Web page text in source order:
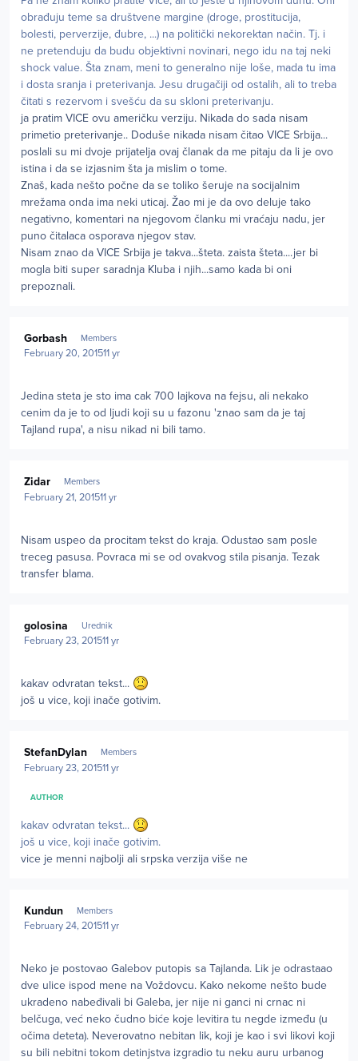
obrađuju teme sa društvene margine (droge, prostitucija,
bolesti, perverzije, đubre, ...) na politički nekorektan način. Tj. i
ne pretenduju da budu objektivni novinari, nego idu na taj neki
shock value. Šta znam, meni to generalno nije loše, mada tu ima
i dosta sranja i preterivanja. Jesu drugačiji od ostalih, ali to treba
čitati s rezervom i svešću da su skloni preterivanju.
ja pratim VICE ovu američku verziju. Nikada do sada nisam
primetio preterivanje.. Doduše nikada nisam čitao VICE Srbija...
poslali su mi dvoje prijatelja ovaj članak da me pitaju da li je ovo
istina i da se izjasnim šta ja mislim o tome.
Znaš, kada nešto počne da se toliko šeruje na socijalnim
mrežama onda ima neki uticaj. Žao mi je da ovo deluje tako
negativno, komentari na njegovom članku mi vraćaju nadu, jer
puno čitalaca osporava njegov stav.
Nisam znao da VICE Srbija je takva...šteta. zaista šteta....jer bi
mogla biti super saradnja Kluba i njih...samo kada bi oni
prepoznali.
Gorbash Members
February 20, 201511 yr
Jedina steta je sto ima cak 700 lajkova na fejsu, ali nekako
cenim da je to od ljudi koji su u fazonu 'znao sam da je taj
Tajland rupa', a nisu nikad ni bili tamo.
Zidar Members
February 21, 201511 yr
Nisam uspeo da procitam tekst do kraja. Odustao sam posle
treceg pasusa. Povraca mi se od ovakvog stila pisanja. Tezak
transfer blama.
golosina Urednik
February 23, 201511 yr
kakav odvratan tekst...
još u vice, koji inače gotivim.
StefanDylan Members
February 23, 201511 yr
AUTHOR
kakav odvratan tekst...
još u vice, koji inače gotivim.
vice je menni najbolji ali srpska verzija više ne
Kundun Members
February 24, 201511 yr
Neko je postovao Galebov putopis sa Tajlanda. Lik je odrastaao
dve ulice ispod mene na Voždovcu. Kako nekome nešto bude
ukradeno nabeđivali bi Galeba, jer nije ni ganci ni crnac ni
belčuga, već neko čudno biće koje levitira tu negde između (u
očima deteta). Neverovatno nebitan lik, koji je kao i svi likovi koji
su bili nebitni tokom detinjstva izgradio tu neku auru urbanog